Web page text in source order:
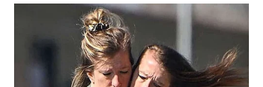
WAHANA
LISTRIK